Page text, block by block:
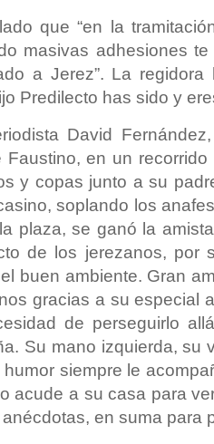
que “en la
masivas adhesiones
a Jerez”. La regidora
Predilecto has sido y
David
en un
y copas junto a su
soplando los
plaza, se ganó la
de los jerezanos, por
buen ambiente. Gran
gracias a su especial
de perseguirlo
Su mano izquierda, su
siempre le
acude a su casa para
en suma para